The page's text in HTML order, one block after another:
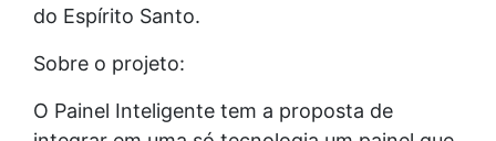
do Espírito Santo.
Sobre o projeto:
O Painel Inteligente tem a proposta de